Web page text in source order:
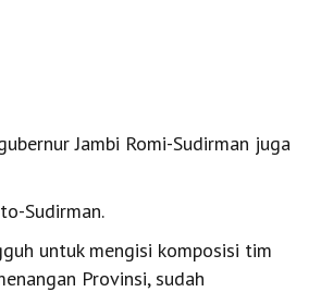
Jambi Romi-Sudirman juga
Sudirman.
untuk mengisi komposisi tim
Provinsi, sudah